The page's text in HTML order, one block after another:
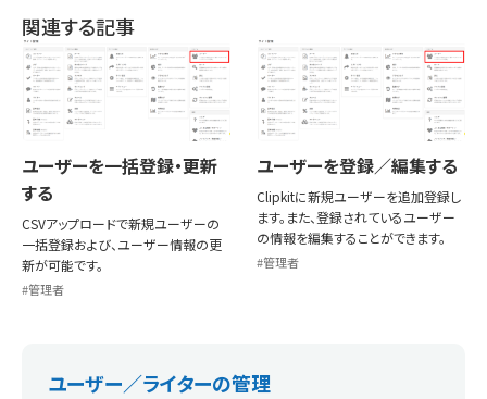
関連する記事
ユーザーを一括登録・更新
する
CSVアップロードで新規ユーザーの
一括登録および、ユーザー情報の更
新が可能です。
管理者
ユーザーを登録／編集する
Clipkitに新規ユーザーを追加登録し
ます。また、登録されているユーザー
の情報を編集することができます。
管理者
ユーザー／ライターの管理